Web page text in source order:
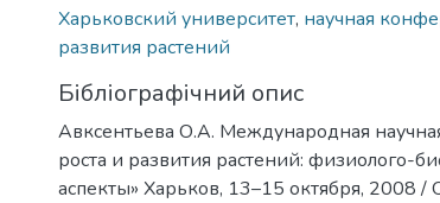
Харьковский университет, научная
развития растений
Бібліографічний опис
Авксентьева О.А. Международная
роста и развития растений: физиолого-
аспекты» Харьков, 13–15 октября, 2008 /